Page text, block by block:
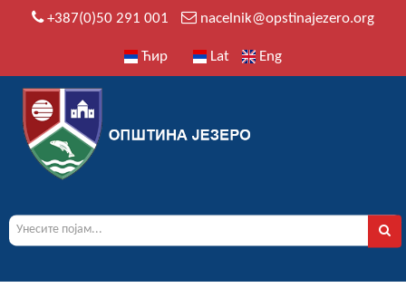
+387(0)50 291 001 nacelnik@opstinajezero.org
Ћир Lat Eng